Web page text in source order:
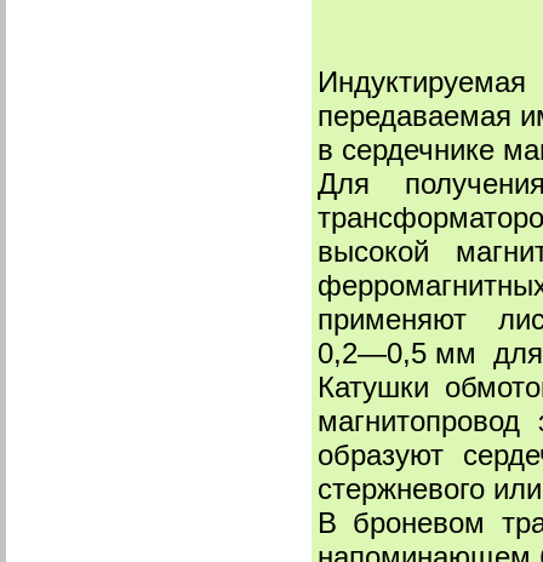
передаваемая
в сердечнике
Для
высокой
применяют
0,2—0,5 мм для
Катушки
образуют
стержневого
В броневом